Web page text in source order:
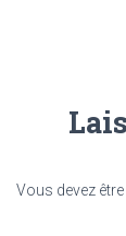
Vous devez être